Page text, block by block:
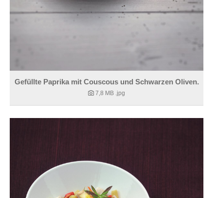
Gefüllte Paprika mit Couscous und Schwarzen Oliven.
7,8 MB .jpg